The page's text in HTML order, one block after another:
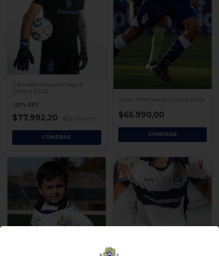
Camiseta Arquero Negra
Givova 2025
-22% OFF
$77.992,20
COMPRAR
Short Alternativo Givova 2025
$65.990,00
COMPRAR